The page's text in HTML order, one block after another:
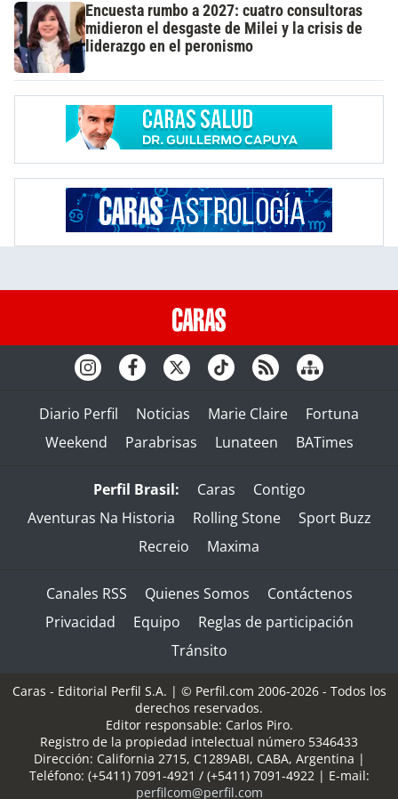
Encuesta rumbo a 2027: cuatro consultoras
midieron el desgaste de Milei y la crisis de
liderazgo en el peronismo
Diario Perfil Noticias Marie Claire
Fortuna
Weekend
Parabrisas Lunateen BATimes
Perfil Brasil: Caras
Contigo
Aventuras Na Historia
Rolling Stone
Sport Buzz
Recreio
Maxima
Canales RSS Quienes Somos
Contáctenos
Privacidad
Equipo
Reglas de participación
Tránsito
Caras - Editorial Perfil S.A. | © Perfil.com 2006-2026 - Todos los
derechos reservados.
Editor responsable: Carlos Piro.
Registro de la propiedad intelectual número 5346433
Dirección: California 2715, C1289ABI, CABA, Argentina |
Teléfono: (+5411) 7091-4921 / (+5411) 7091-4922| E-mail:
perfilcom@perfil.com